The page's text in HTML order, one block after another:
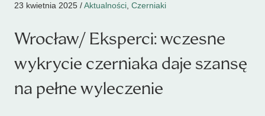
23 kwietnia 2025 /Aktualności Czerniaki
Wrocław/ Eksperci: wczesne
wykrycie czerniaka daje szansę
na pełne wyleczenie